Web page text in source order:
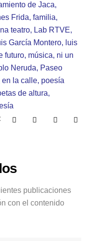
de Jaca,
Frida, familia,
teatro, Lab RTVE,
García Montero, luis
futuro, música, ni un
Neruda, Paseo
en la calle, poesía
de altura,
publicaciones
con el contenido